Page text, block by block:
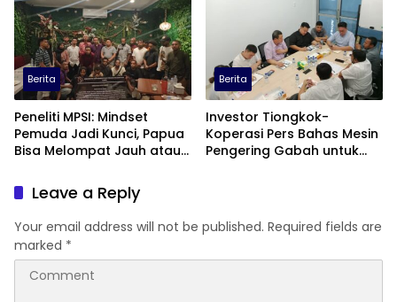
Berita
Peneliti MPSI: Mindset
Pemuda Jadi Kunci, Papua
Bisa Melompat Jauh atau
Berita
Investor Tiongkok-
Koperasi Pers Bahas Mesin
Pengering Gabah untuk
Leave a Reply
Your email address will not be published. Required fields are
marked *